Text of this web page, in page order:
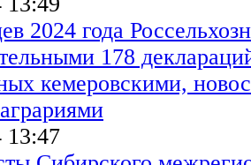
2024 года
178
кемеровскими,
13:47